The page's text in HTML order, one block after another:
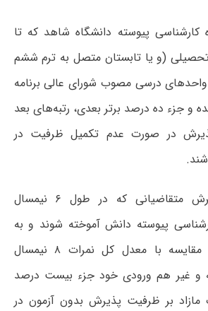
کارشناسی پیوسته دانشگاه شاهد که تا
(و یا تابستان متصل به ترم ششم
درسی مصوب شورای عالی برنامه
و جزء ده درصد برتر بعدی، رتبه‌های بعد
در صورت‌ عدم تکمیل ظرفیت در
۳-۲ درخواست پذیرش متقاضیانی که در طول ۶ نیمسال
پیوسته دانش آموخته شوند و به
لحاظ معدل کل در مقایسه با معدل کل نمرات ۸ نیمسال
و غیر هم ورودی خود جزء بیست درصد
مازاد بر ظرفیت پذیرش بدون آزمون در